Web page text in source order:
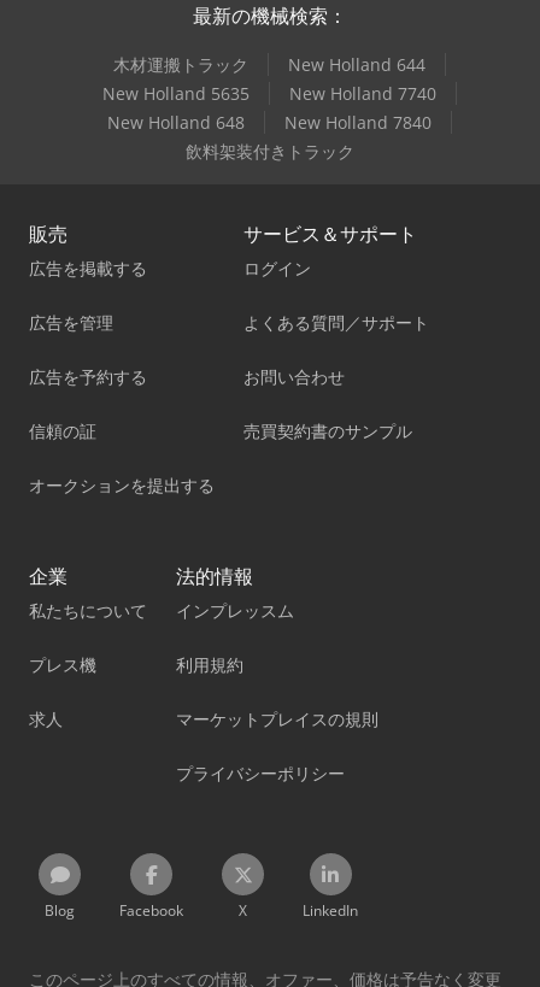
最新の機械検索：
木材運搬トラック
New Holland 644
New Holland 5635
New Holland 7740
New Holland 648
New Holland 7840
飲料架装付きトラック
販売
広告を掲載する
広告を管理
広告を予約する
信頼の証
オークションを提出する
サービス＆サポート
ログイン
よくある質問／サポート
お問い合わせ
売買契約書のサンプル
企業
私たちについて
プレス機
求人
法的情報
インプレッスム
利用規約
マーケットプレイスの規則
プライバシーポリシー
Blog Facebook X LinkedIn
このページ上のすべての情報、オファー、価格は予告なく変更